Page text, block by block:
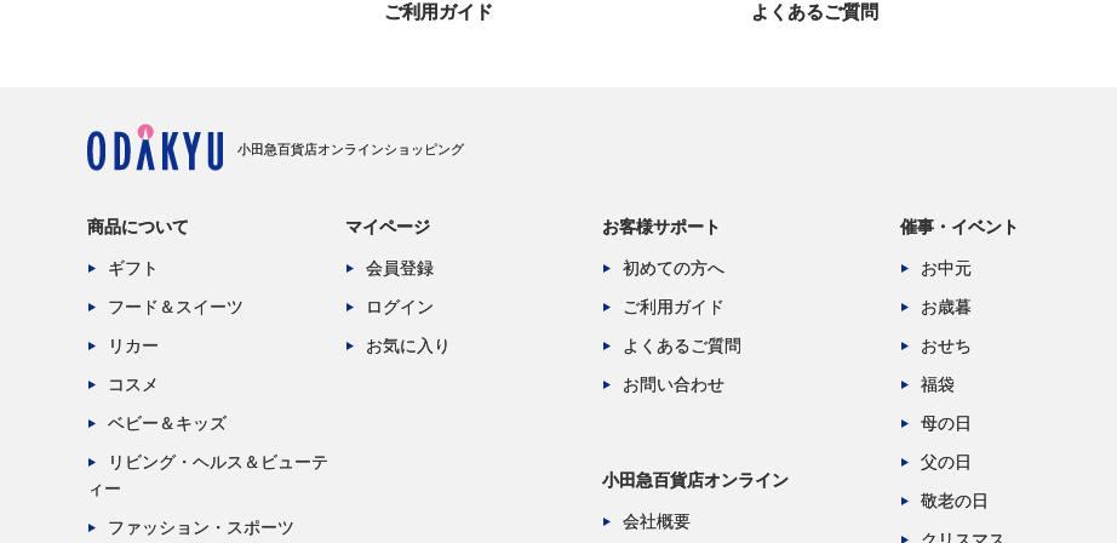
ご利用ガイド よくあるご質問
小田急百貨店オンラインショッピング
商品について
ギフト
フード＆スイーツ
リカー
コスメ
ベビー＆キッズ
リビング・ヘルス＆ビューテ
ィー
ファッション・スポーツ
マイページ
会員登録
ログイン
お気に入り
お客様サポート
初めての方へ
ご利用ガイド
よくあるご質問
お問い合わせ
小田急百貨店オンライン
会社概要
催事・イベント
お中元
お歳暮
おせち
福袋
母の日
父の日
敬老の日
クリスマス